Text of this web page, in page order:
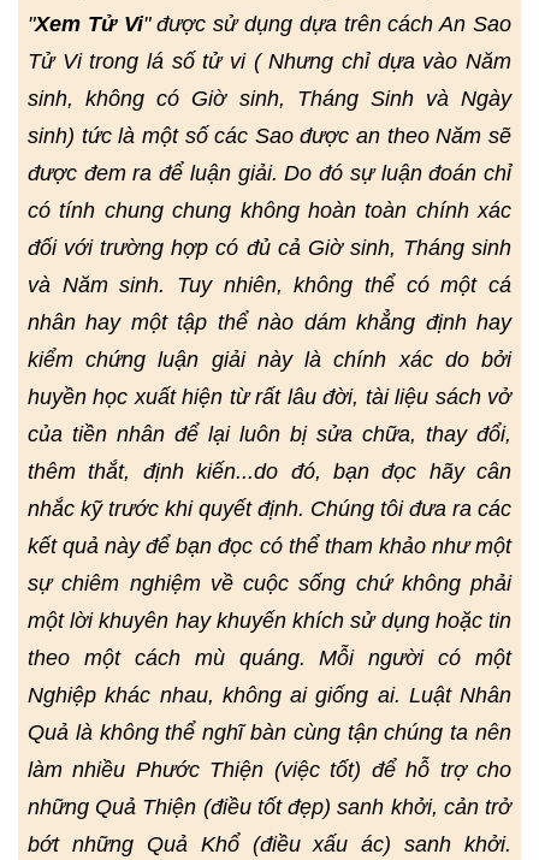
"Xem Tử Vi" được sử dụng dựa trên cách An Sao
Tử Vi trong lá số tử vi ( Nhưng chỉ dựa vào Năm
sinh, không có Giờ sinh, Tháng Sinh và Ngày
sinh) tức là một số các Sao được an theo Năm sẽ
được đem ra để luận giải. Do đó sự luận đoán chỉ
có tính chung chung không hoàn toàn chính xác
đối với trường hợp có đủ cả Giờ sinh, Tháng sinh
và Năm sinh. Tuy nhiên, không thể có một cá
nhân hay một tập thể nào dám khẳng định hay
kiểm chứng luận giải này là chính xác do bởi
huyền học xuất hiện từ rất lâu đời, tài liệu sách vở
của tiền nhân để lại luôn bị sửa chữa, thay đổi,
thêm thắt, định kiến...do đó, bạn đọc hãy cân
nhắc kỹ trước khi quyết định. Chúng tôi đưa ra các
kết quả này để bạn đọc có thể tham khảo như một
sự chiêm nghiệm về cuộc sống chứ không phải
một lời khuyên hay khuyến khích sử dụng hoặc tin
theo một cách mù quáng. Mỗi người có một
Nghiệp khác nhau, không ai giống ai. Luật Nhân
Quả là không thể nghĩ bàn cùng tận chúng ta nên
làm nhiều Phước Thiện (việc tốt) để hỗ trợ cho
những Quả Thiện (điều tốt đẹp) sanh khởi, cản trở
bớt những Quả Khổ (điều xấu ác) sanh khởi.